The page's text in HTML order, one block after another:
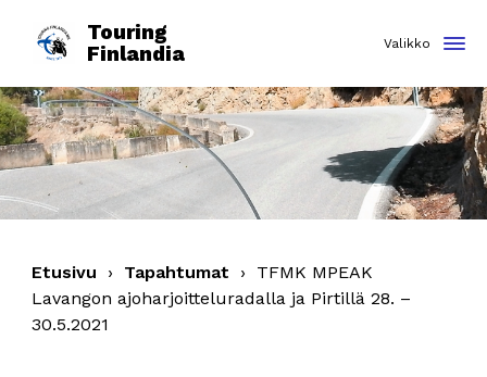
Touring
Finlandia
Etusivu › Tapahtumat › TFMK MPEAK
Lavangon ajoharjoitteluradalla ja Pirtillä 28. –
30.5.2021